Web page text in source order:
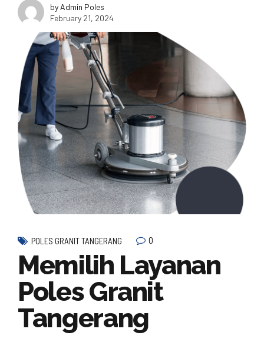
by Admin Poles
February 21, 2024
POLES GRANIT TANGERANG 0
Memilih Layanan
Poles Granit
Tangerang